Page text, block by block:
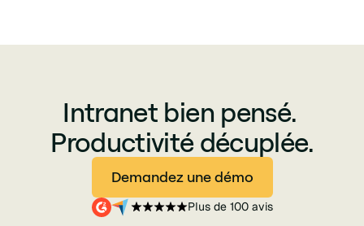
Intranet bien pensé.
Productivité décuplée.
Demandez une démo
Plus de 100 avis